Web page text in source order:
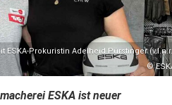
Prokuristin Adelheid Pürstinger
©
ESKA ist neuer